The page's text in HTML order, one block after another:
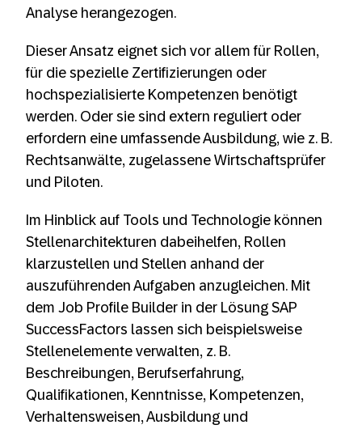
Analyse herangezogen.
Dieser Ansatz eignet sich vor allem für Rollen,
für die spezielle Zertifizierungen oder
hochspezialisierte Kompetenzen benötigt
werden. Oder sie sind extern reguliert oder
erfordern eine umfassende Ausbildung, wie z. B.
Rechtsanwälte, zugelassene Wirtschaftsprüfer
und Piloten.
Im Hinblick auf Tools und Technologie können
Stellenarchitekturen dabeihelfen, Rollen
klarzustellen und Stellen anhand der
auszuführenden Aufgaben anzugleichen. Mit
dem Job Profile Builder in der Lösung SAP
SuccessFactors lassen sich beispielsweise
Stellenelemente verwalten, z. B.
Beschreibungen, Berufserfahrung,
Qualifikationen, Kenntnisse, Kompetenzen,
Verhaltensweisen, Ausbildung und